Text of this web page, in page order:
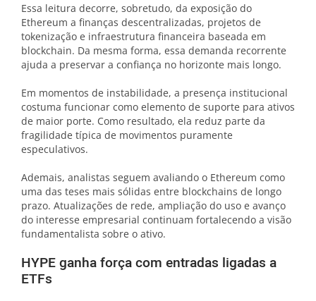
Essa leitura decorre, sobretudo, da exposição do
Ethereum a finanças descentralizadas, projetos de
tokenização e infraestrutura financeira baseada em
blockchain. Da mesma forma, essa demanda recorrente
ajuda a preservar a confiança no horizonte mais longo.
Em momentos de instabilidade, a presença institucional
costuma funcionar como elemento de suporte para ativos
de maior porte. Como resultado, ela reduz parte da
fragilidade típica de movimentos puramente
especulativos.
Ademais, analistas seguem avaliando o Ethereum como
uma das teses mais sólidas entre blockchains de longo
prazo. Atualizações de rede, ampliação do uso e avanço
do interesse empresarial continuam fortalecendo a visão
fundamentalista sobre o ativo.
HYPE ganha força com entradas ligadas a
ETFs